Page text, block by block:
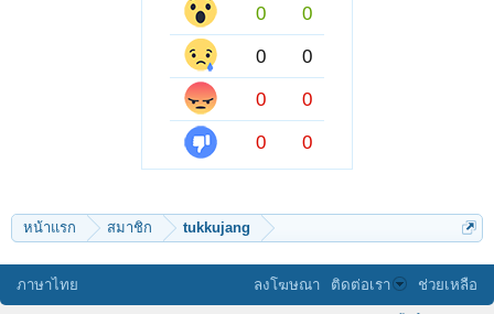
0
0
0
0
0
0
0
0
หน้าแรก สมาชิก tukkujang
ภาษาไทย ลงโฆษณา ติดต่อเรา ช่วยเหลือ